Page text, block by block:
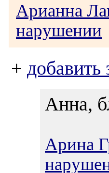
Арианна
нарушении
+ добавить
Анна,
Арина